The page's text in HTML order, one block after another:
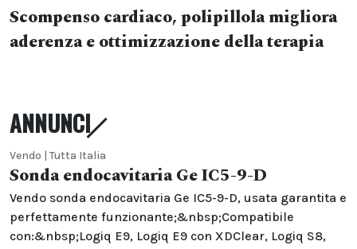
Scompenso cardiaco, polipillola migliora
aderenza e ottimizzazione della terapia
ANNUNCI
Vendo | Tutta Italia
Sonda endocavitaria Ge IC5-9-D
Vendo sonda endocavitaria Ge IC5-9-D, usata garantita e
perfettamente funzionante;&nbsp;Compatibile
con:&nbsp;Logiq E9, Logiq E9 con XDClear, Logiq S8,